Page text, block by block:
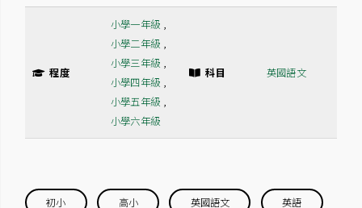
程度
小學一年級 ,
小學二年級 ,
小學三年級 ,
小學四年級 ,
小學五年級 ,
小學六年級
科目 英國語文
初小 高小 英國語文 英語